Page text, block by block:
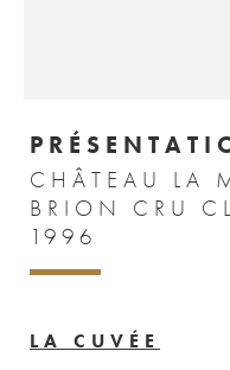
CHÂTEAU LA
BRION CRU
1996
LA CUVÉE